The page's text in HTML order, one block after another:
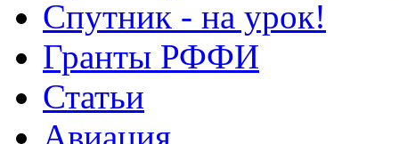
Спутник - на урок!
Гранты РФФИ
Статьи
Авиация